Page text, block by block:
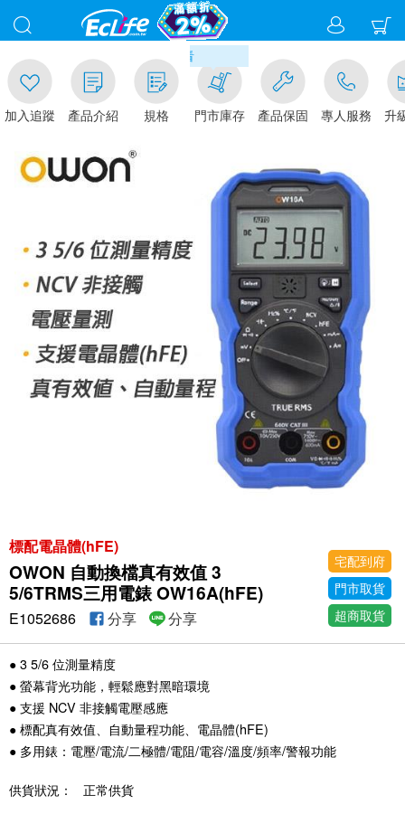
加入追蹤 產品介紹 規格
滿千元門市取貨現折1%(部分
門市庫存 產品保固 專人服務 升
標配電晶體(hFE)
OWON 自動換檔真有效值 3
5/6TRMS三用電錶 OW16A(hFE)
宅配到府
門市取貨
超商取貨
E1052686 分享 分享
● 3 5/6 位測量精度
● 螢幕背光功能，輕鬆應對黑暗環境
● 支援 NCV 非接觸電壓感應
● 標配真有效值、自動量程功能、電晶體(hFE)
● 多用錶：電壓/電流/二極體/電阻/電容/溫度/頻率/警報功能
供貨狀況： 正常供貨